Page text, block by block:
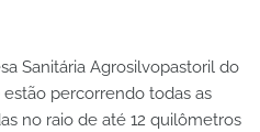
Sanitária Agrosilvopastoril do
percorrendo todas as
no raio de até 12 quilômetros